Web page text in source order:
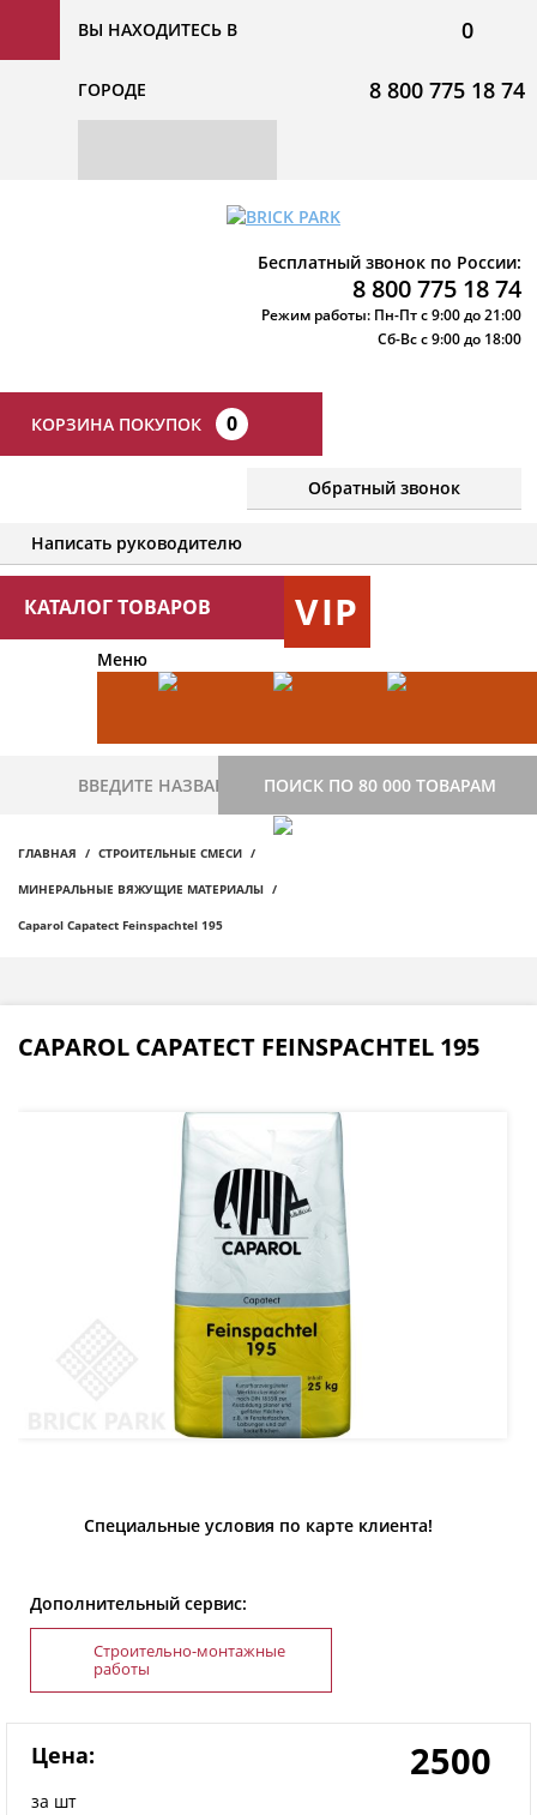
ВЫ НАХОДИТЕСЬ В
ГОРОДЕ
0
8 800 775 18 74
Бесплатный звонок по России:
8 800 775 18 74
Режим работы: Пн-Пт с 9:00 до 21:00
Сб-Вс с 9:00 до 18:00
КОРЗИНА ПОКУПОК 0
Обратный звонок
Написать руководителю
КАТАЛОГ ТОВАРОВ VIP
Меню
ПОИСК ПО 80 000 ТОВАРАМ
ГЛАВНАЯ СТРОИТЕЛЬНЫЕ СМЕСИ
МИНЕРАЛЬНЫЕ ВЯЖУЩИЕ МАТЕРИАЛЫ
Caparol Capatect Feinspachtel 195
CAPAROL CAPATECT FEINSPACHTEL 195
Специальные условия по карте клиента!
Дополнительный сервис:
Строительно-монтажные
работы
Цена:
за шт
2500